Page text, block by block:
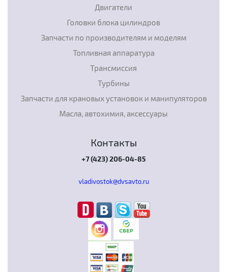
Двигатели
Головки блока цилиндров
Запчасти по производителям и моделям
Топливная аппаратура
Трансмиссия
Турбины
Запчасти для крановых установок и манипуляторов
Масла, автохимия, аксессуары
Контакты
+7 (423) 206-04-85
vladivostok@dvsavto.ru